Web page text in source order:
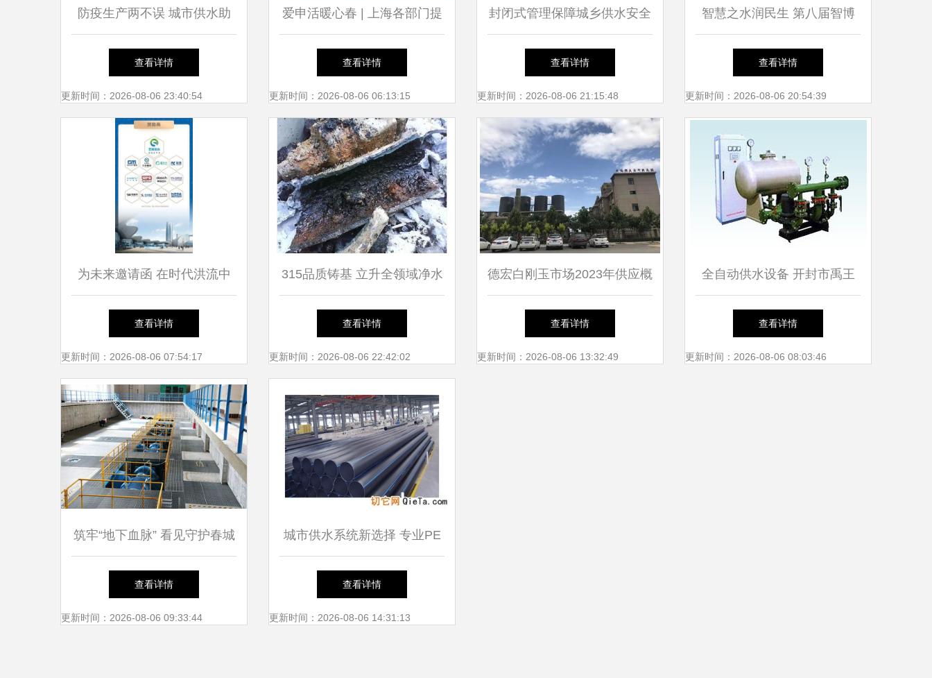
防疫生产两不误 城市供水助
力企业复工复产的精准实践
查看详情
更新时间：2026-08-06 23:40:54
爱申活暖心春 | 上海各部门提
前落实寒潮防御措施，确保城
市运行平稳，市民生活有序
——城市供水篇
查看详情
更新时间：2026-08-06 06:13:15
封闭式管理保障城乡供水安全
查看详情
更新时间：2026-08-06 21:15:48
智慧之水润民生 第八届智博
会看南充供水科技新突破
查看详情
更新时间：2026-08-06 20:54:39
为未来邀请函 在时代洪流中
相约中国城镇供水排水盛会
查看详情
更新时间：2026-08-06 07:54:17
315品质铸基 立升全领域净水
专家，守护城市水质安全
查看详情
更新时间：2026-08-06 22:42:02
德宏白刚玉市场2023年供应概
况及城市供水相关问题分析
查看详情
更新时间：2026-08-06 13:32:49
全自动供水设备 开封市禹王
台区大洋给水设备厂 产品展
台
查看详情
更新时间：2026-08-06 08:03:46
筑牢“地下血脉” 看见守护春城
供水的默默英雄
查看详情
更新时间：2026-08-06 09:33:44
城市供水系统新选择 专业PE
管道生产厂家解析
查看详情
更新时间：2026-08-06 14:31:13